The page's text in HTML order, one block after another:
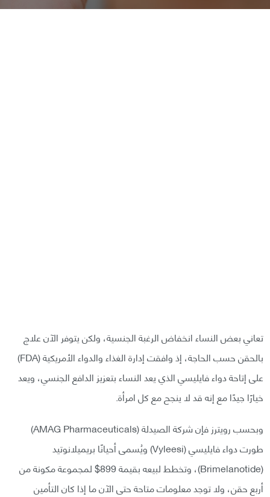
تعاني بعض النساء انخفاض الرغبة الجنسية، ولكن يتوفر الآن علاج
بالحقن حسب الحاجة، إذ وافقت إدارة الغذاء والدواء الأمريكية (FDA)
على إتاحة دواء فايليسي الذي يعد النساء بتعزيز الدافع الجنسي، ويعد
خيارًا جيدًا مع إنه قد لا ينجح مع كل امرأة.
وبحسب رويترز فإن شركة الصيدلة (AMAG Pharmaceuticals)
طورت دواء فايليسي (Vyleesi) ويُسمى أحيانًا بريميلانوتيد
(Brimelanotide)، وتخطط لبيعه بقيمة 899$ لمجموعة مكونة من
أربع حقن، ولا توجد معلومات متاحة حتى الآن ما إذا كان التأمين